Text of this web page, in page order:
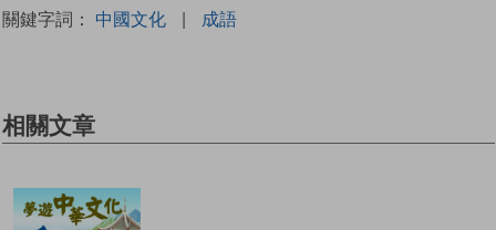
關鍵字詞： 中國文化 | 成語
相關文章